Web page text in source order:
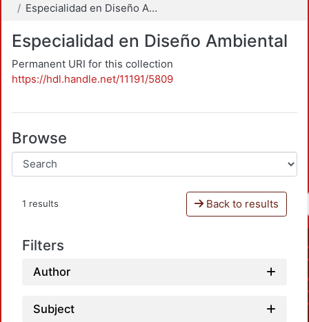
Especialidad en Diseño Ambiental
Especialidad en Diseño Ambiental
Permanent URI for this collection
https://hdl.handle.net/11191/5809
Browse
1 results Back to results
Filters
Author
Subject